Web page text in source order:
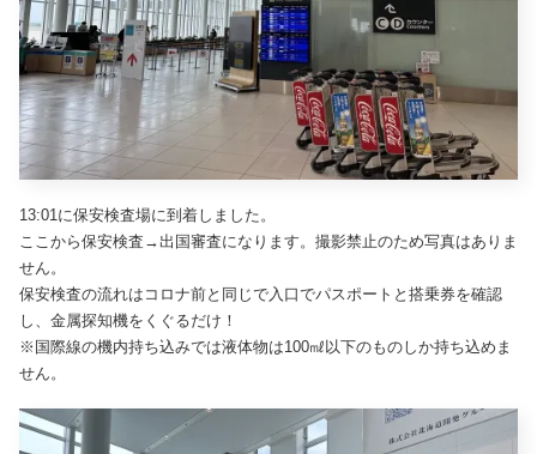
13:01に保安検査場に到着しました。
ここから保安検査→出国審査になります。撮影禁止のため写真はありま
せん。
保安検査の流れはコロナ前と同じで入口でパスポートと搭乗券を確認
し、金属探知機をくぐるだけ！
※国際線の機内持ち込みでは液体物は100㎖以下のものしか持ち込めま
せん。